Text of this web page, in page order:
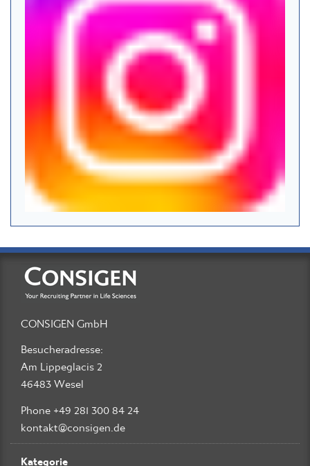
CONSIGEN GmbH
Besucheradresse:
Am Lippeglacis 2
46483 Wesel
Phone +49 281 300 84 24
kontakt@consigen.de
Kategorie